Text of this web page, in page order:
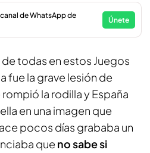
de WhatsApp de
Únete
todas en estos Juegos
fue la grave lesión de
rompió la rodilla y España
en una imagen que
pocos días grababa un
que no sabe si